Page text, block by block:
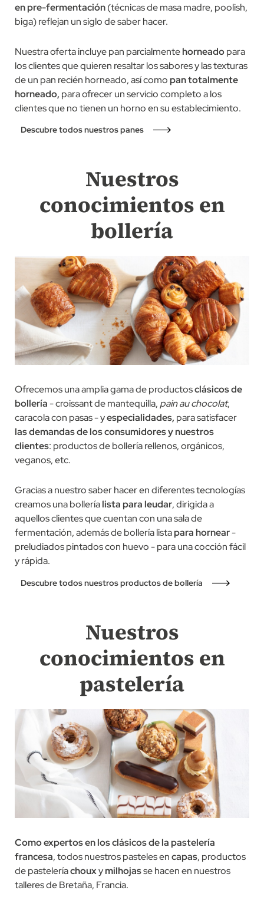
en pre-fermentación(técnicas de masa madre, poolish,
biga) reflejan un siglo de saber hacer.
Nuestra oferta incluye pan parcialmentehorneadopara
los clientes que quieren resaltar los sabores y las texturas
de un pan recién horneado, así como pan totalmente
horneado, para ofrecer un servicio completo a los
clientes que no tienen un horno en su establecimiento.
Descubre todos nuestros panes
Nuestros
conocimientos en
bollería
Ofrecemos una amplia gama de productosclásicos de
bollería- croissant de mantequilla, pain au chocolat,
caracola con pasas - yespecialidades, para satisfacer
las demandas de los consumidores y nuestros
clientes: productos de bollería rellenos, orgánicos,
veganos, etc.
Gracias a nuestro saber hacer en diferentes tecnologías
creamos una bolleríalista para leudar, dirigida a
aquellos clientes que cuentan con una sala de
fermentación, además de bollería listapara hornear-
preludiados pintados con huevo - para una cocción fácil
y rápida.
Descubre todos nuestros productos de bollería
Nuestros
conocimientos en
pastelería
Como expertos en los clásicos de la pastelería
francesa, todos nuestros pasteles encapas, productos
de pasteleríachouxymilhojasse hacen en nuestros
talleres de Bretaña, Francia.